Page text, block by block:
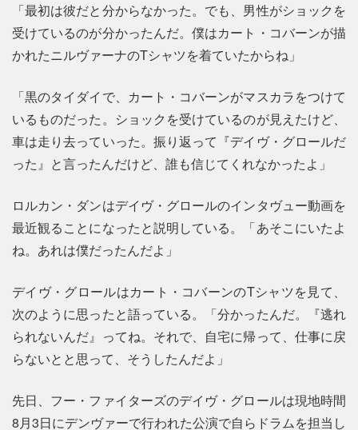
「最初は彼だと分からなかった。でも、男性がショックを
受けているのが分かったんだ。僕はカート・コバーンが描
かれたニルヴァーナのTシャツを着ていたからね」
「黒のタイダイで、カート・コバーンがマスカラをつけて
いるものだった。ショックを受けているのが見えたけど、
車は走り去っていった。振り返って『デイヴ・グロールだ
った』と言ったんだけど、誰も信じてくれなかったよ」
ロルカン・ダンはデイヴ・グロールのインタヴュー動画を
最近観ることになったと説明している。「あそこにいたよ
ね。あれは僕だったんだよ」
デイヴ・グロールはカート・コバーンのTシャツを見て、
次のように思ったと語っている。「分かったんだ。『逃れ
られないんだ』ってね。それで、自宅に帰って、仕事に戻
らないとと思って、そうしたんだよ」
先日、フー・ファイターズのデイヴ・グロールは現地時間
8月3日にデンヴァーで行われた公演で自らドラムを担当し